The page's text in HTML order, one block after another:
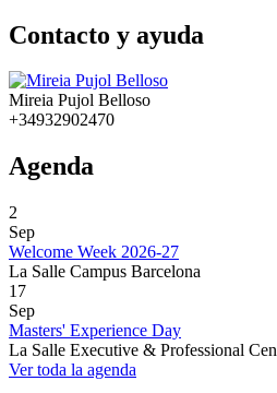
Contacto y ayuda
Mireia Pujol Belloso
+34932902470
Agenda
2
Sep
Welcome Week 2026-27
La Salle Campus Barcelona
17
Sep
Masters' Experience Day
La Salle Executive & Professional
Ver toda la agenda